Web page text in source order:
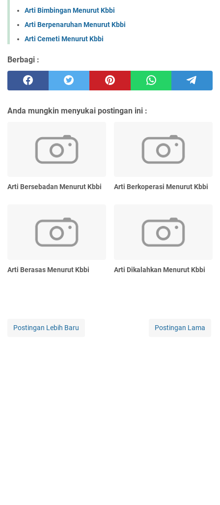
Arti Bimbingan Menurut Kbbi
Arti Berpenaruhan Menurut Kbbi
Arti Cemeti Menurut Kbbi
Berbagi :
Anda mungkin menyukai postingan ini :
Arti Bersebadan Menurut Kbbi Arti Berkoperasi Menurut Kbbi
Arti Berasas Menurut Kbbi Arti Dikalahkan Menurut Kbbi
Postingan Lebih Baru Postingan Lama